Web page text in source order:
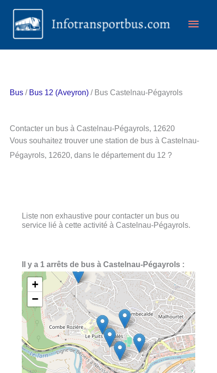
Aller
contenu
Bus / Bus 12 (Aveyron) / Bus Castelnau-Pégayrols
Contacter un bus à Castelnau-Pégayrols, 12620
Vous souhaitez trouver une station de bus à Castelnau-
Pégayrols, 12620, dans le département du 12 ?
Liste non exhaustive pour contacter un bus ou
service lié à cette activité à Castelnau-Pégayrols.
Il y a 1 arrêts de bus à Castelnau-Pégayrols :
+
−